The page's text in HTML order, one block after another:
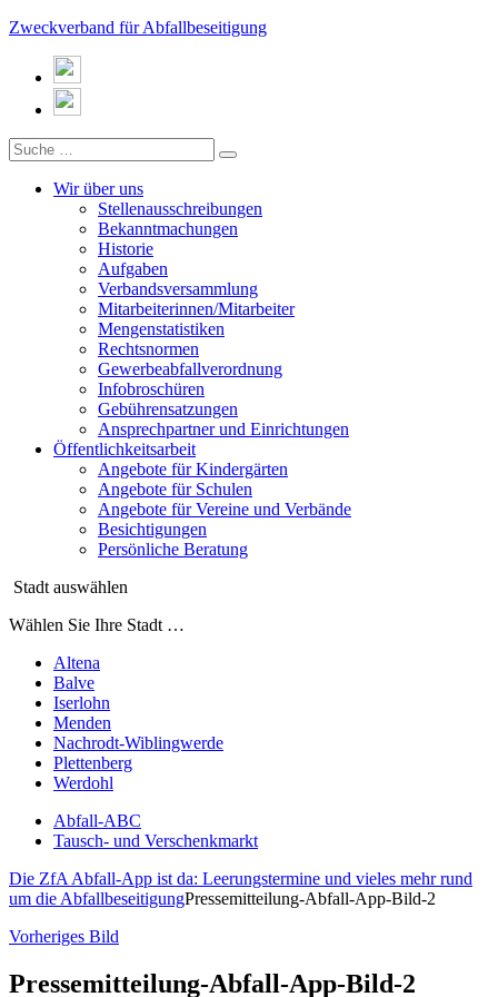
Zweckverband für Abfallbeseitigung
Wir über uns
Stellenausschreibungen
Bekanntmachungen
Historie
Aufgaben
Verbandsversammlung
Mitarbeiterinnen/Mitarbeiter
Mengenstatistiken
Rechtsnormen
Gewerbeabfallverordnung
Infobroschüren
Gebührensatzungen
Ansprechpartner und Einrichtungen
Öffentlichkeitsarbeit
Angebote für Kindergärten
Angebote für Schulen
Angebote für Vereine und Verbände
Besichtigungen
Persönliche Beratung
Stadt auswählen
Wählen Sie Ihre Stadt …
Altena
Balve
Iserlohn
Menden
Nachrodt-Wiblingwerde
Plettenberg
Werdohl
Abfall-ABC
Tausch- und Verschenkmarkt
Die ZfA Abfall-App ist da: Leerungstermine und vieles mehr rund
um die AbfallbeseitigungPressemitteilung-Abfall-App-Bild-2
Vorheriges Bild
Pressemitteilung-Abfall-App-Bild-2